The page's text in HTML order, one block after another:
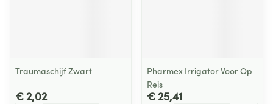
Traumaschijf Zwart
€ 2,02
Pharmex Irrigator Voor Op
Reis
€ 25,41